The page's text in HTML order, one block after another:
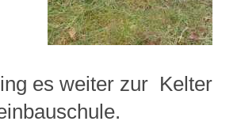
es weiter zur Kelter